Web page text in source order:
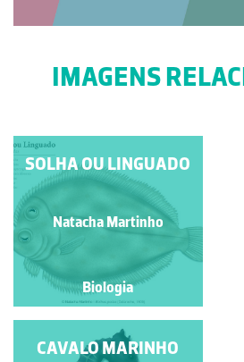
IMAGENS
PALOMENA PRASINA
Manuela Lopes
Biologia
SOLHA OU LINGUADO
Natacha Martinho
Biologia
SARDÃO
CAVALO MARINHO